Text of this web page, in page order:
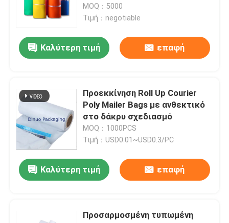
τσαντών ταχυδρομικών τελών
ανθεκτικές
MOQ：5000
Τιμή：negotiable
Καλύτερη τιμή επαφή
Προεκκίνηση Roll Up Courier
Poly Mailer Bags με ανθεκτικό
στο δάκρυ σχεδιασμό
MOQ：1000PCS
Τιμή：USD0.01~USD0.3/PC
Καλύτερη τιμή επαφή
Προσαρμοσμένη τυπωμένη